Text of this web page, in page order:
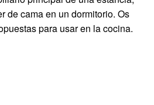
de cama en un dormitorio. Os
para usar en la cocina.